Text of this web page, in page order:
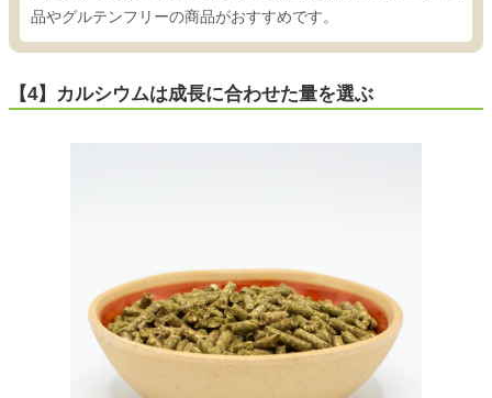
品やグルテンフリーの商品がおすすめです。
【4】カルシウムは成長に合わせた量を選ぶ